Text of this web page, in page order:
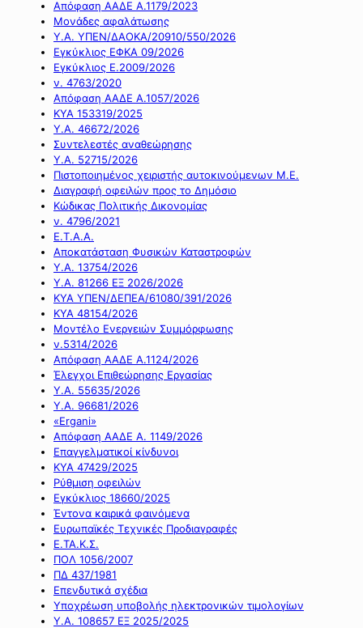
Απόφαση ΑΑΔΕ Α.1179/2023
Μονάδες αφαλάτωσης
Υ.Α. ΥΠΕΝ/ΔΑΟΚΑ/20910/550/2026
Εγκύκλιος ΕΦΚΑ 09/2026
Εγκύκλιος Ε.2009/2026
ν. 4763/2020
Απόφαση ΑΑΔΕ Α.1057/2026
ΚΥΑ 153319/2025
Υ.Α. 46672/2026
Συντελεστές αναθεώρησης
Υ.Α. 52715/2026
Πιστοποιημένος χειριστής αυτοκινούμενων Μ.Ε.
Διαγραφή οφειλών προς το Δημόσιο
Κώδικας Πολιτικής Δικονομίας
ν. 4796/2021
Ε.Τ.Α.Α.
Αποκατάσταση Φυσικών Καταστροφών
Υ.Α. 13754/2026
Υ.Α. 81266 ΕΞ 2026/2026
ΚΥΑ ΥΠΕΝ/ΔΕΠΕΑ/61080/391/2026
ΚΥΑ 48154/2026
Μοντέλο Ενεργειών Συμμόρφωσης
ν.5314/2026
Απόφαση ΑΑΔΕ Α.1124/2026
Έλεγχοι Επιθεώρησης Εργασίας
Υ.Α. 55635/2026
Υ.Α. 96681/2026
«Ergani»
Απόφαση ΑΑΔΕ Α. 1149/2026
Επαγγελματικοί κίνδυνοι
ΚΥΑ 47429/2025
Ρύθμιση οφειλών
Εγκύκλιος 18660/2025
Έντονα καιρικά φαινόμενα
Ευρωπαϊκές Τεχνικές Προδιαγραφές
Ε.ΤΑ.Κ.Σ.
ΠΟΛ 1056/2007
ΠΔ 437/1981
Επενδυτικά σχέδια
Υποχρέωση υποβολής ηλεκτρονικών τιμολογίων
Υ.Α. 108657 ΕΞ 2025/2025